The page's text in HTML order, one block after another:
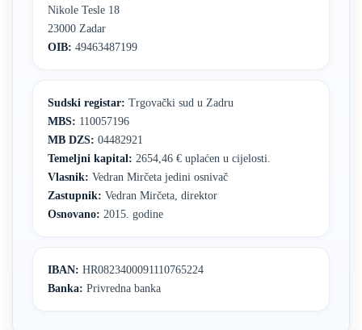
Nikole Tesle 18
23000 Zadar
OIB: 49463487199
Sudski registar: Trgovački sud u Zadru
MBS: 110057196
MB DZS: 04482921
Temeljni kapital: 2654,46 € uplaćen u cijelosti.
Vlasnik: Vedran Mirčeta jedini osnivač
Zastupnik: Vedran Mirčeta, direktor
Osnovano: 2015. godine
IBAN: HR0823400091110765224
Banka: Privredna banka